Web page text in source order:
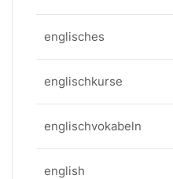
englisches
englischkurse
englischvokabeln
english